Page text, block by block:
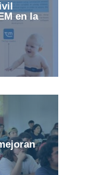
en la